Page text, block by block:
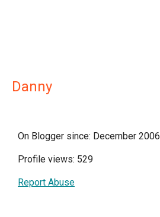
Danny
On Blogger since: December 2006
Profile views: 529
Report Abuse